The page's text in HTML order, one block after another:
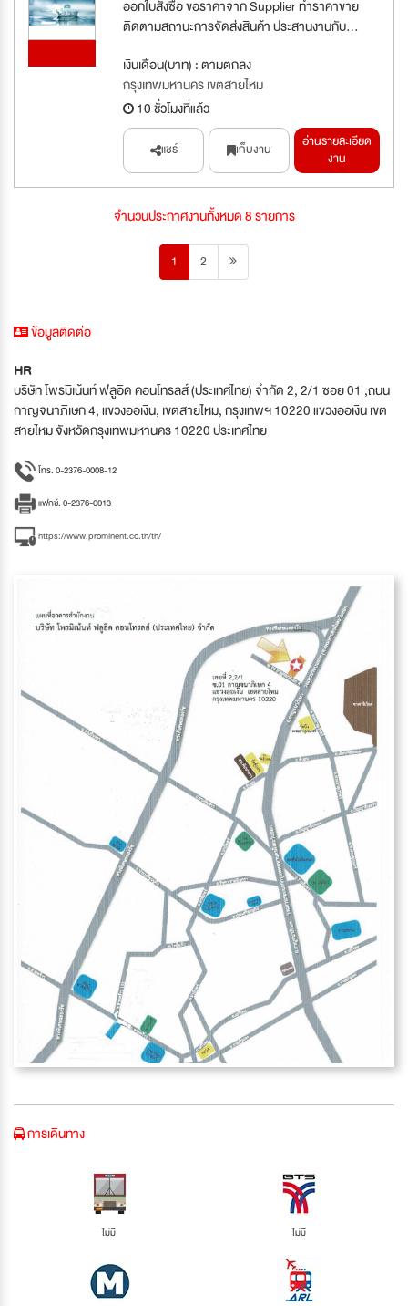
ออกใบสั่งซื้อ ขอราคาจาก Supplier ทำราคาขาย
ติดตามสถานะการจัดส่งสินค้า ประสานงานกับ...
เงินเดือน(บาท) : ตามตกลง
กรุงเทพมหานคร เขตสายไหม
10 ชั่วโมงที่แล้ว
แชร์ เก็บงาน
อ่านรายละเอียด
งาน
จำนวนประกาศงานทั้งหมด 8 รายการ
1 2
ข้อมูลติดต่อ
HR
บริษัท โพรมิเน้นท์ ฟลูอิด คอนโทรลส์ (ประเทศไทย) จำกัด 2, 2/1 ซอย 01 ,ถนน
กาญจนาภิเษก 4, แขวงออเงิน, เขตสายไหม, กรุงเทพฯ 10220 แขวงออเงิน เขต
สายไหม จังหวัดกรุงเทพมหานคร 10220 ประเทศไทย
โทร. 0-2376-0008-12
แฟกซ์. 0-2376-0013
https://www.prominent.co.th/th/
การเดินทาง
ไม่มี ไม่มี